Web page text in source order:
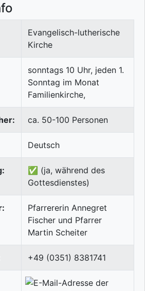
Evangelisch-lutherische
Kirche
sonntags 10 Uhr, jeden 1.
Sonntag im Monat
Familienkirche,
ca. 50-100 Personen
Deutsch
✅ (ja, während des
Gottesdienstes)
Pfarrererin Annegret
Fischer und Pfarrer
Martin Scheiter
+49 (0351) 8381741